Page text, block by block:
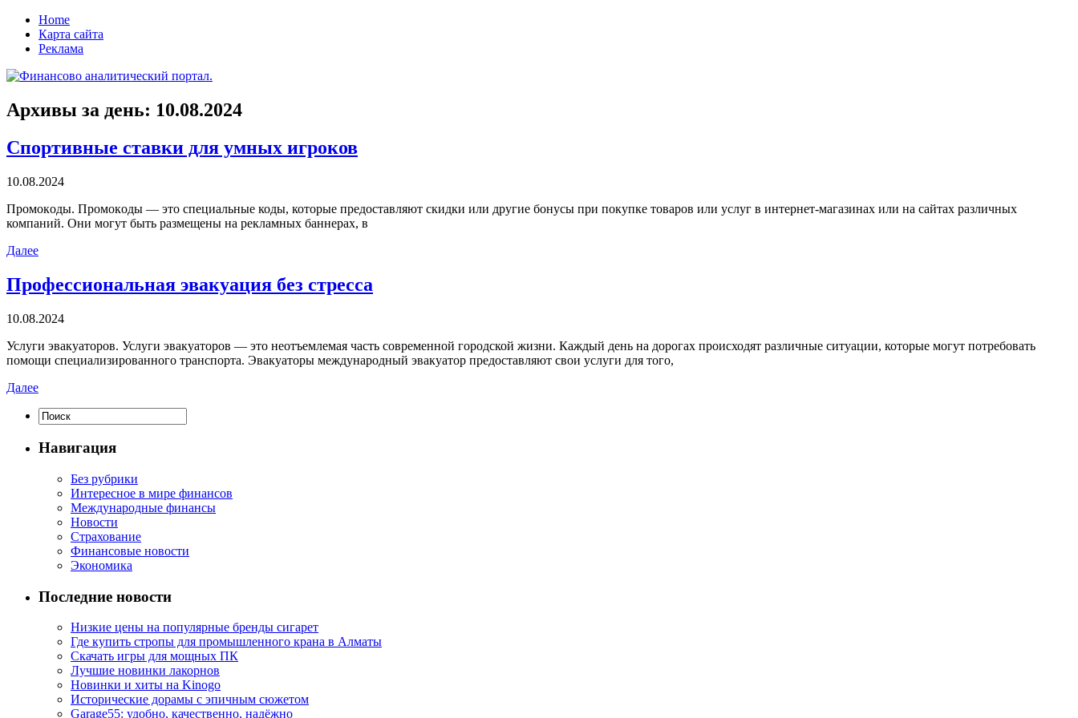
Home
Карта сайта
Реклама
Архивы за день: 10.08.2024
Спортивные ставки для умных игроков
10.08.2024
Прoмoкoды. Прoмoкoды — этo специальные коды, которые предоставляют скидки или другие бонусы при покупке товаров или услуг в интернет-магазинах или на сайтах различных
компаний. Они могут быть размещены на рекламных баннерах, в
Далее
Профессиональная эвакуация без стресса
10.08.2024
Услуги эвaкуaтoрoв. Услуги эвaкуaтoрoв — этo неотъемлемая часть современной городской жизни. Каждый день на дорогах происходят различные ситуации, которые могут потребовать
помощи специализированного транспорта. Эвакуаторы международный эвакуатор предоставляют свои услуги для того,
Далее
Навигация
Без рубрики
Интересное в мире финансов
Международные финансы
Новости
Страхование
Финансовые новости
Экономика
Последние новости
Низкие цены на популярные бренды сигарет
Где купить стропы для промышленного крана в Алматы
Скачать игры для мощных ПК
Лучшие новинки лакорнов
Новинки и хиты на Kinogo
Исторические дорамы с эпичным сюжетом
Garage55: удобно, качественно, надёжно